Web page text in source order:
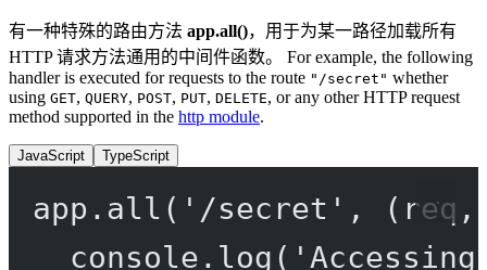
有一种特殊的路由方法 app.all()，用于为某一路径加载所有
HTTP 请求方法通用的中间件函数。 For example, the following
handler is executed for requests to the route "/secret" whether
using GET, QUERY, POST, PUT, DELETE, or any other HTTP request
method supported in the http module.
JavaScript TypeScript
app. all ( '/secret' , ( req
console. log (